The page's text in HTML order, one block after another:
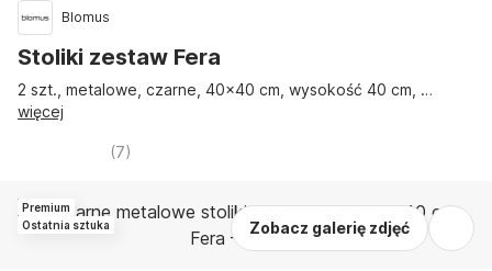
Zobacz galerię zdjęć
Premium
Ostatnia sztuka
Blomus
Stoliki zestaw Fera
2 szt., metalowe, czarne, 40x40 cm, wysokość 40 cm , …
więcej
(7)